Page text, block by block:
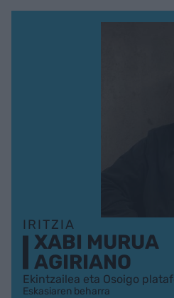
IRITZIA
XABI MURUA
AGIRIANO
Ekintzailea eta Osoigo
Eskasiaren beharra